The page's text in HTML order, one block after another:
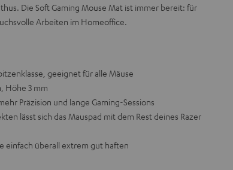
Die Soft Gaming Mouse Mat ist immer bereit: für
Arbeiten im Homeoffice.
geeignet für alle Mäuse
Höhe 3 mm
Präzision und lange Gaming-Sessions
lässt sich das Mauspad mit dem Rest deines Razer
einfach überall extrem gut haften